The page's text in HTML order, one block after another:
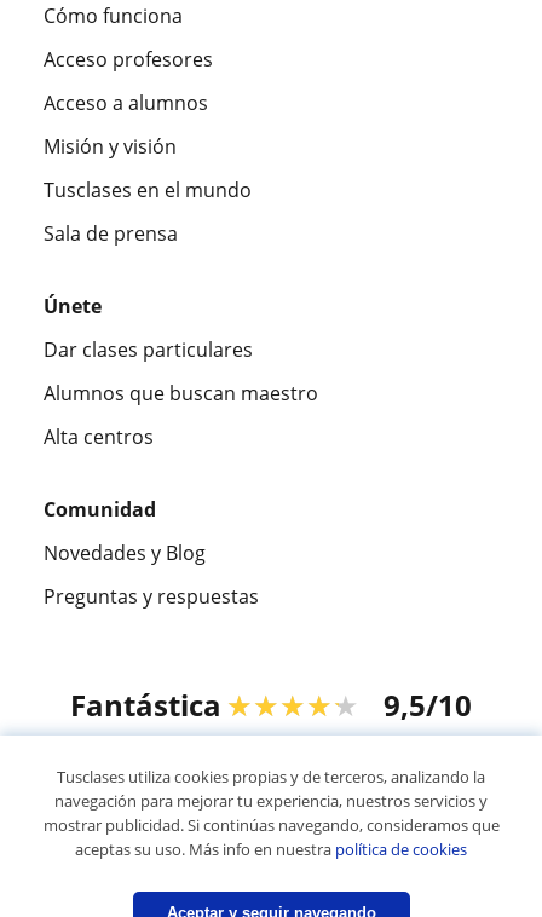
Cómo funciona
Acceso profesores
Acceso a alumnos
Misión y visión
Tusclases en el mundo
Sala de prensa
Únete
Dar clases particulares
Alumnos que buscan maestro
Alta centros
Comunidad
Novedades y Blog
Preguntas y respuestas
Fantástica ★★★★★ 9,5/10
© 2007 - 2026 Tusclases.mx
Mapa web:Profesores particulares
Tusclases utiliza cookies propias y de terceros, analizando la
navegación para mejorar tu experiencia, nuestros servicios y
mostrar publicidad. Si continúas navegando, consideramos que
aceptas su uso. Más info en nuestra política de cookies
Aceptar y seguir navegando